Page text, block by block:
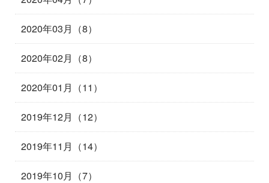
2020年03月（8）
2020年02月（8）
2020年01月（11）
2019年12月（12）
2019年11月（14）
2019年10月（7）